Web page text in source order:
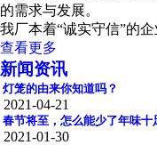
的需求与发展。
我厂本着“诚实守信”的企
查看更多
新闻资讯
灯笼的由来你知道吗？
2021-04-21
春节将至，怎么能少了年味十
2021-01-30